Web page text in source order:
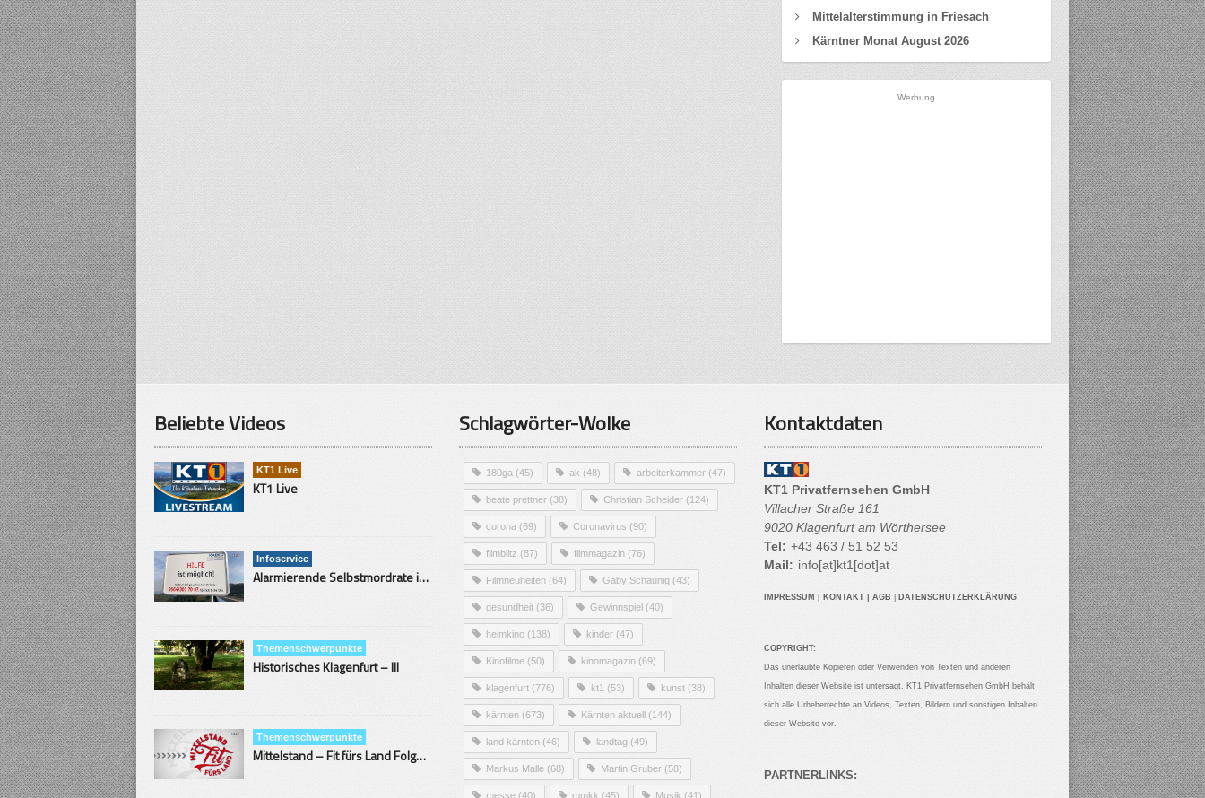
Mittelalterstimmung in Friesach
Kärntner Monat August 2026
Werbung
Beliebte Videos
KT1 Live
KT1 Live
Infoservice
Alarmierende Selbstmordrate in Kärnten
Themenschwerpunkte
Historisches Klagenfurt – III
Themenschwerpunkte
Mittelstand – Fit fürs Land Folge 9- Konditor
Schlagwörter-Wolke
180ga (45) ak (48) arbeiterkammer (47)
beate prettner (38) Christian Scheider (124)
corona (69) Coronavirus (90)
filmblitz (87) filmmagazin (76)
Filmneuheiten (64) Gaby Schaunig (43)
gesundheit (36) Gewinnspiel (40)
heimkino (138) kinder (47)
Kinofilme (50) kinomagazin (69)
klagenfurt (776) kt1 (53) kunst (38)
kärnten (673) Kärnten aktuell (144)
land kärnten (46) landtag (49)
Markus Malle (68) Martin Gruber (58)
messe (40) mmkk (45) Musik (41)
Kontaktdaten
KT1 Privatfernsehen GmbH
Villacher Straße 161
9020 Klagenfurt am Wörthersee
Tel: +43 463 / 51 52 53
Mail: info[at]kt1[dot]at
IMPRESSUM KONTAKT AGB DATENSCHUTZERKLÄRUNG
COPYRIGHT:
Das unerlaubte Kopieren oder Verwenden von Texten und anderen
Inhalten dieser Website ist untersagt. KT1 Privatfernsehen GmbH behält
sich alle Urheberrechte an Videos, Texten, Bildern und sonstigen Inhalten
dieser Website vor.
PARTNERLINKS: